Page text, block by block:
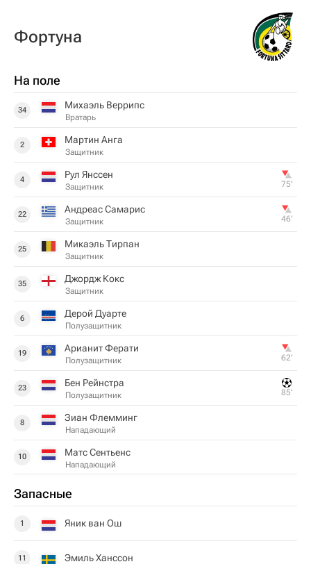
Фортуна
На поле
34 Михаэль Веррипс
Вратарь
2 Мартин Анга
Защитник
4 Рул Янссен
Защитник 75‎’‎
22 Андреас Самарис
Защитник 46‎’‎
25 Микаэль Тирпан
Защитник
35 Джордж Кокс
Защитник
6 Дерой Дуарте
Полузащитник
19 Арианит Ферати
Полузащитник 62‎’‎
23 Бен Рейнстра
Полузащитник 85‎’‎
8 Зиан Флемминг
Нападающий
10 Матс Сентьенс
Нападающий
Запасные
1 Яник ван Ош
11 Эмиль Ханссон